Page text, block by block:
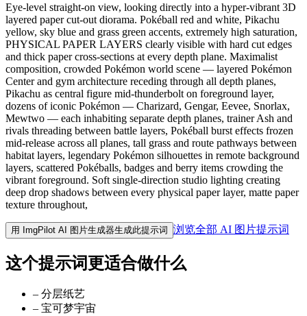
Eye-level straight-on view, looking directly into a hyper-vibrant 3D
layered paper cut-out diorama. Pokéball red and white, Pikachu
yellow, sky blue and grass green accents, extremely high saturation,
PHYSICAL PAPER LAYERS clearly visible with hard cut edges
and thick paper cross-sections at every depth plane. Maximalist
composition, crowded Pokémon world scene — layered Pokémon
Center and gym architecture receding through all depth planes,
Pikachu as central figure mid-thunderbolt on foreground layer,
dozens of iconic Pokémon — Charizard, Gengar, Eevee, Snorlax,
Mewtwo — each inhabiting separate depth planes, trainer Ash and
rivals threading between battle layers, Pokéball burst effects frozen
mid-release across all planes, tall grass and route pathways between
habitat layers, legendary Pokémon silhouettes in remote background
layers, scattered Pokéballs, badges and berry items crowding the
vibrant foreground. Soft single-direction studio lighting creating
deep drop shadows between every physical paper layer, matte paper
texture throughout,
用 ImgPilot AI 图片生成器生成此提示词 浏览全部 AI 图片提示词
这个提示词更适合做什么
– 分层纸艺
– 宝可梦宇宙